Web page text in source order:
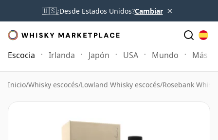
🇺🇸¿Desde Estados Unidos?Cambiar ×
Escocia Irlanda Japón USA Mundo Más
Inicio/Whisky escocés/Lowland Whisky escocés/Rosebank